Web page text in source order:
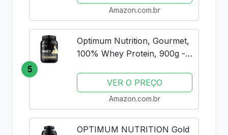
Amazon.com.br
5
Optimum Nutrition, Gourmet,
100% Whey Protein, 900g -
VER O PREÇO
Amazon.com.br
OPTIMUM NUTRITION Gold